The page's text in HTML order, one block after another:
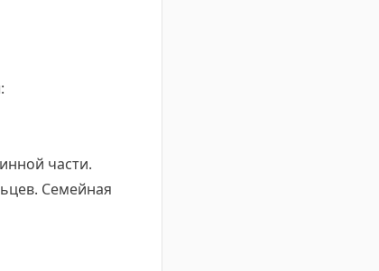
части.
Семейная